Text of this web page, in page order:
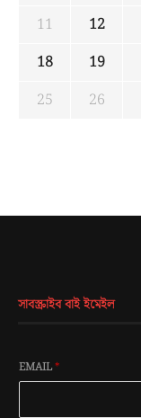
11
12
18
19
25
26
সাবস্ক্রাইব বাই ইমেইল
EMAIL*